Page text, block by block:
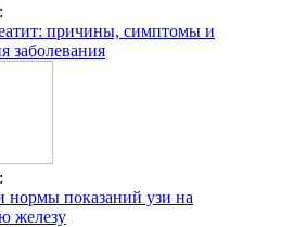
причины, симптомы и
заболевания
нормы показаний узи на
железу